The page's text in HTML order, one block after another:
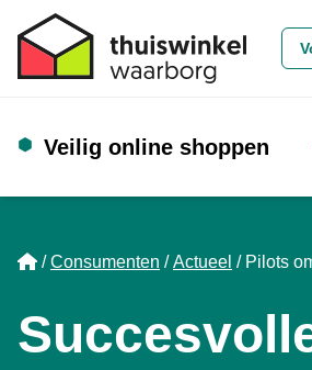
Veilig online shoppen
Home
Consumenten Actueel Pilots